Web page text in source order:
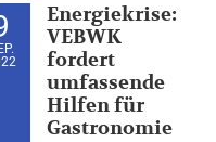
Energiekrise:
VEBWK
fordert
umfassende
Hilfen für
Gastronomie